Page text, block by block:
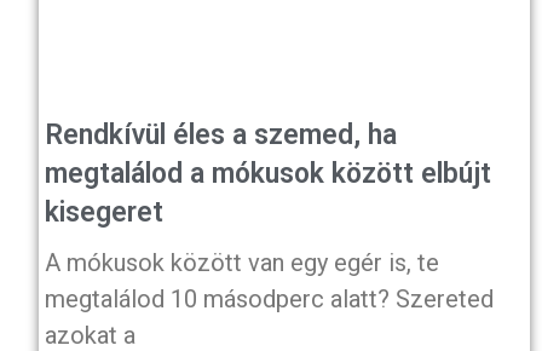
Rendkívül éles a szemed, ha
megtalálod a mókusok között elbújt
kisegeret
A mókusok között van egy egér is, te
megtalálod 10 másodperc alatt? Szereted
azokat a